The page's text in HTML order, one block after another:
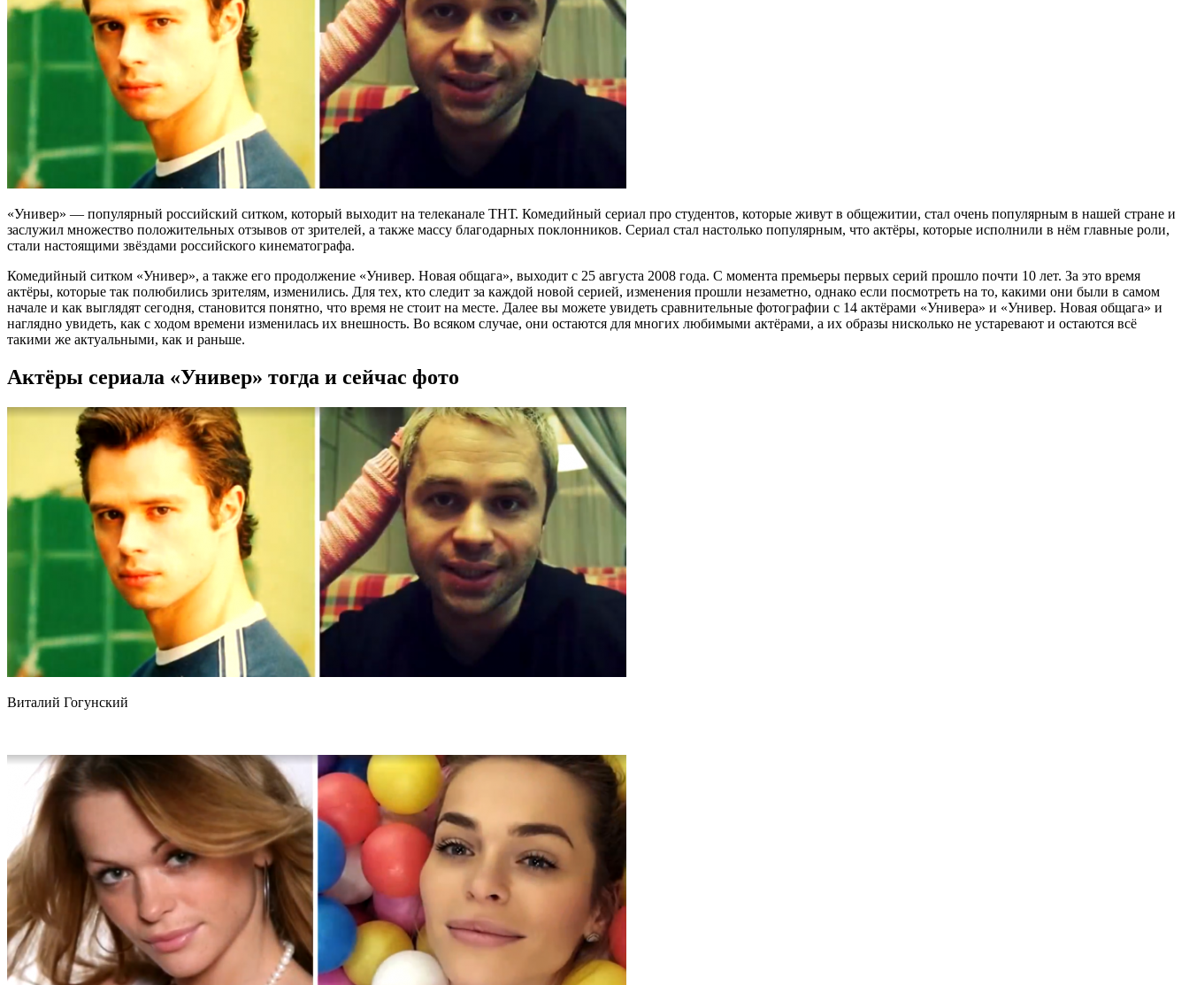
«Универ» — популярный российский ситком, который выходит на телеканале ТНТ. Комедийный сериал про студентов, которые живут в общежитии, стал очень популярным в нашей стране и
заслужил множество положительных отзывов от зрителей, а также массу благодарных поклонников. Сериал стал настолько популярным, что актёры, которые исполнили в нём главные роли,
стали настоящими звёздами российского кинематографа.
Комедийный ситком «Универ», а также его продолжение «Универ. Новая общага», выходит с 25 августа 2008 года. С момента премьеры первых серий прошло почти 10 лет. За это время
актёры, которые так полюбились зрителям, изменились. Для тех, кто следит за каждой новой серией, изменения прошли незаметно, однако если посмотреть на то, какими они были в самом
начале и как выглядят сегодня, становится понятно, что время не стоит на месте. Далее вы можете увидеть сравнительные фотографии с 14 актёрами «Универа» и «Универ. Новая общага» и
наглядно увидеть, как с ходом времени изменилась их внешность. Во всяком случае, они остаются для многих любимыми актёрами, а их образы нисколько не устаревают и остаются всё
такими же актуальными, как и раньше.
Актёры сериала «Универ» тогда и сейчас фото
Виталий Гогунский